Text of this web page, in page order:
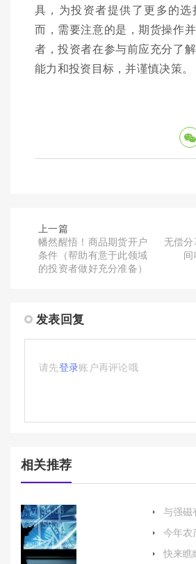
具，为投资者提供了更多的
而，需要注意的是，期货操作
者，投资者在参与前应充分了
能力和投资目标，并谨慎决策。
上一篇
幡然醒悟！商品期货开户
条件（帮助有意于此领域
的投资者做好充分准备）
无偿
发表回复
请先登录账户再评论哦
相关推荐
与强磁
今年农
快来瞧